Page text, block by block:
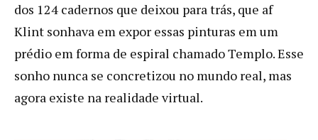
dos 124 cadernos que deixou para trás, que af
Klint sonhava em expor essas pinturas em um
prédio em forma de espiral chamado Templo. Esse
sonho nunca se concretizou no mundo real, mas
agora existe na realidade virtual.